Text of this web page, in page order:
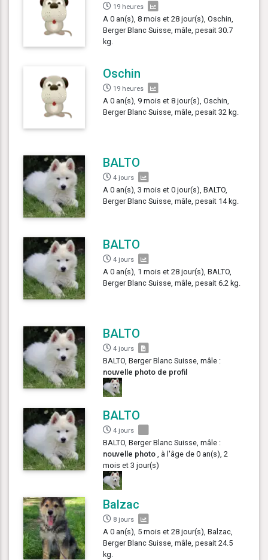
19 heures
A 0 an(s), 8 mois et 28 jour(s), Oschin,
Berger Blanc Suisse, mâle, pesait 30.7
kg.
Oschin
19 heures
A 0 an(s), 9 mois et 8 jour(s), Oschin,
Berger Blanc Suisse, mâle, pesait 32 kg.
BALTO
4 jours
A 0 an(s), 3 mois et 0 jour(s), BALTO,
Berger Blanc Suisse, mâle, pesait 14 kg.
BALTO
4 jours
A 0 an(s), 1 mois et 28 jour(s), BALTO,
Berger Blanc Suisse, mâle, pesait 6.2 kg.
BALTO
4 jours
BALTO, Berger Blanc Suisse, mâle :
nouvelle photo de profil
BALTO
4 jours
BALTO, Berger Blanc Suisse, mâle :
nouvelle photo , à l'âge de 0 an(s), 2
mois et 3 jour(s)
Balzac
8 jours
A 0 an(s), 5 mois et 28 jour(s), Balzac,
Berger Blanc Suisse, mâle, pesait 24.5
kg.